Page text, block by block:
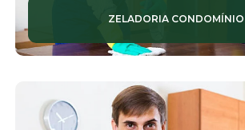
SERVIÇOS DE MANUTENÇÃO PREDIAL
SERVIÇOS DE MONITORAMENTO
SERVIÇOS DE RONDA PATRIMONIAL
SERVIÇOS DE SEGURANÇA
ZELADORIA CONDOMÍNIO